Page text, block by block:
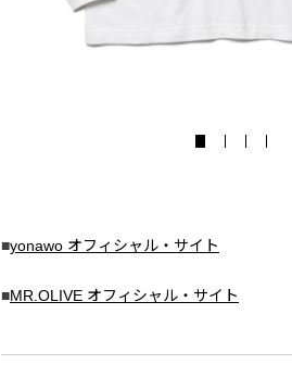
■yonawo オフィシャル・サイト
■MR.OLIVE オフィシャル・サイト